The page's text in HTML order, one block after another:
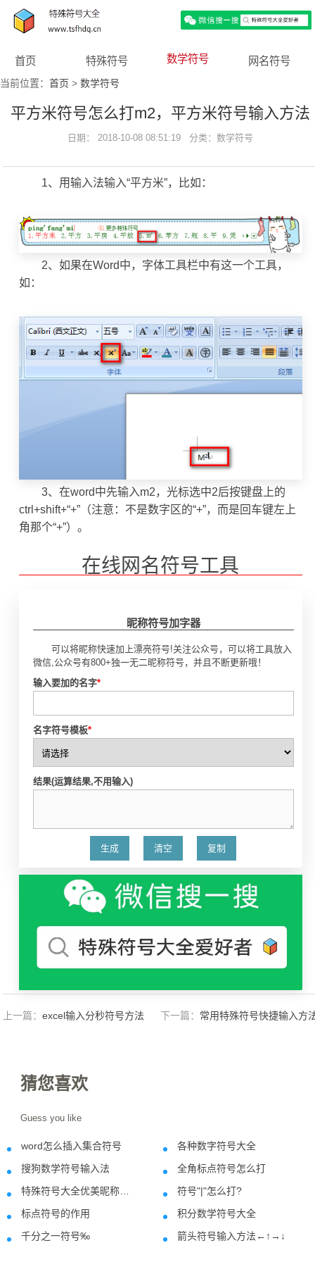
首页 特殊符号 数学符号 网名符号
当前位置： 首页 > 数学符号
平方米符号怎么打m2，平方米符号输入方法
日期： 2018-10-08 08:51:19 分类：数学符号
1、用输入法输入“平方米”，比如：
2、如果在Word中，字体工具栏中有这一个工具，
如：
3、在word中先输入m2，光标选中2后按键盘上的
ctrl+shift+“+”（注意：不是数字区的“+”，而是回车键左上
角那个“+”）。
在线网名符号工具
昵称符号加字器
可以将昵称快速加上漂亮符号!关注公众号，可以将工具放入
微信,公众号有800+独一无二昵称符号，并且不断更新哦！
输入要加的名字*
名字符号模板*
结果(运算结果,不用输入)
上一篇：excel输入分秒符号方法 下一篇： 常用特殊符号快捷输入方
猜您喜欢
Guess you like
word怎么插入集合符号 各种数字符号大全
搜狗数学符号输入法 全角标点符号怎么打
符号"|"怎么打?
标点符号的作用 积分数学符号大全
千分之一符号‰ 箭头符号输入方法←↑→↓